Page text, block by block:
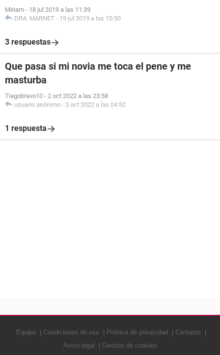
Miriam - 18 jul 2019 a las 11:39
DRA. MARNET - 19 jul 2019 a las 10:50
3 respuestas
Que pasa si mi novia me toca el pene y me
masturba
Tiagobravo10 - 2 oct 2022 a las 23:58
usuario anónimo - 3 oct 2022 a las 04:52
1 respuesta
Equipo Condiciones de uso Política de privacidad
Contacto
Aviso legal
Gestión de cookies